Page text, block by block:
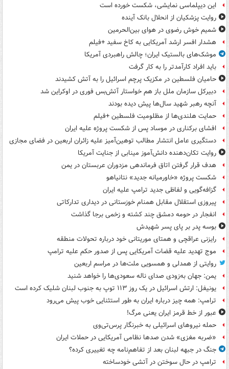
این دیپلماسی نمایشی، شکست خورده است
روایت پزشکیان از انحلال بانک آینده
شمیم خوش رضوی در هوای بین‌الحرمین
هشدار افسر ارشد آمریکایی به کاخ سفید +فیلم
موشک‌های بالستیک ایران؛ چالش راهبردی آمریکا
باید افراد کارآمدتر را به کار گرفت
حامیان فلسطین در مکزیک پرچم اسرائیل را به آتش کشیدند
دبیرکل سازمان ملل باز هم خواستار آتش‌بس فوری در اوکراین شد
آنچه رهبر شهید سال‌ها پیش دیده بودند
حمایت هلندی‌ها از مظلومیت فلسطین +فیلم
افشای برکناری در موساد پس از شکست پروژه علیه ایران
دستگیری عامل انتشار مطالب توهین‌آمیز علیه زائران اربعین در فضای مجازی
روایت تکان‌دهنده دانش‌آموز مینابی از جنایت آمریکا
هدف قرار گرفتن اتاق‌ فرماندهی مزدوران عربستان در یمن
شکست پروژه «خاورمیانه جدید» نتانیاهو
گزافه‌گویی و لفاظی جدید ترامپ علیه ایران
پیروزی استقلال مقابل همنام خوزستانی در دیداری تدارکاتی
انفجار در حومه دمشق چند کشته و زخمی برجا گذاشت
بوسه‌ پدر بر پای پسر شهیدش
رایزنی عراقچی و همتای موریتانی خود درباره تحولات منطقه
موج تهدید علیه قضات آمریکایی پس از صدور حکم علیه ترامپ
روایتی از همدلی و همسویی ملت‌ها در مراسم اربعین
یمن: جهان به‌زودی صدای ناله سعودی‌ها را خواهد شنید
یونیفل: ارتش اسرائیل در یک روز ۱۱۳ توپ به جنوب لبنان شلیک کرده است
ترامپ: همه چیز درباره ایران به طور استثنایی خوب پیش می‌رود
عبور از خط قرمز ایران یعنی مرگ!
حمله نیروهای اسرائیلی به خبرنگار پرس‌تی‌وی
«ضربه مغزی» شدن صدها نظامی آمریکایی در حملات ایران
جنگ در جبهه لبنان بعد از تفاهم‌نامه چه تغییری کرده؟
ترامپ در حال سوختن در آتشی خودساخته